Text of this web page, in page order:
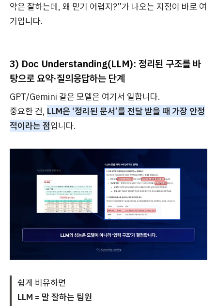
약은 잘하는데, 왜 믿기 어렵지?”가 나오는 지점이 바로 여
기입니다.
3) Doc Understanding(LLM): 정리된 구조를 바
탕으로 요약·질의응답하는 단계
GPT/Gemini 같은 모델은 여기서 일합니다.
중요한 건, LLM은 ‘정리된 문서’를 전달 받을 때 가장 안정
적이라는 점입니다.
쉽게 비유하면
LLM = 말 잘하는 팀원